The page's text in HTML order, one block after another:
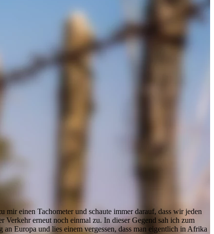
mir einen Tachometer und schaute immer darauf, dass wir jeden
erneut noch einmal zu. In dieser Gegend sah ich zum
Europa und lies einem vergessen, dass man eigentlich in Afrika